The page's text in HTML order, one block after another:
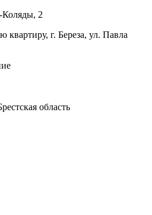
Коляды, 2
квартиру, г. Береза, ул. Павла
область